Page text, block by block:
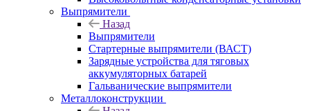
Выпрямители
Назад
Выпрямители
Стартерные выпрямители (ВАСТ)
Зарядные устройства для тяговых
аккумуляторных батарей
Гальванические выпрямители
Металлоконструкции